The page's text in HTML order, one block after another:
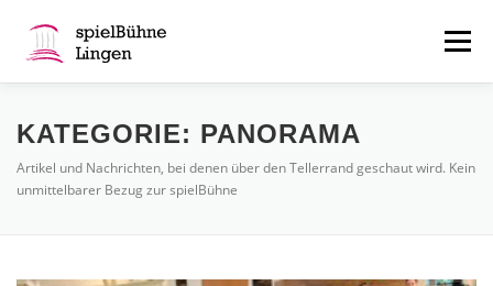
Inhalt
springen
Menü
ÜBER UNS SERVICES AKTUELL
KATEGORIE: PANORAMA
Artikel und Nachrichten, bei denen über den Tellerrand geschaut wird. Kein
unmittelbarer Bezug zur spielBühne